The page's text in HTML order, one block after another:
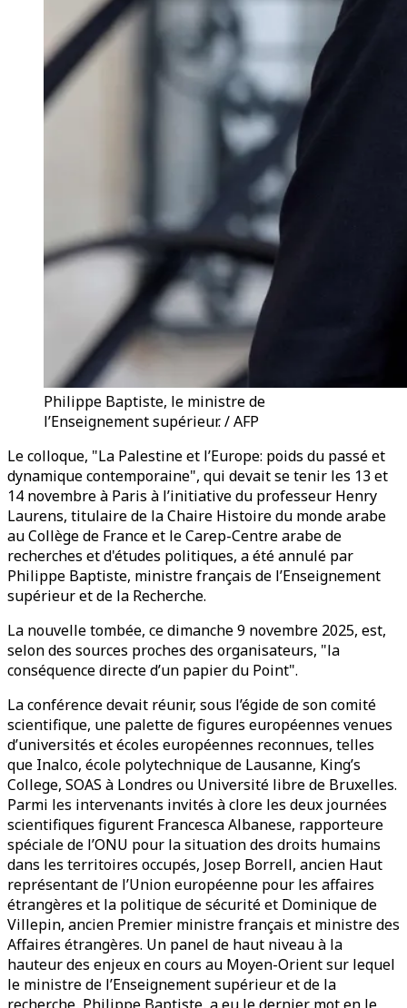
Philippe Baptiste, le ministre de
l’Enseignement supérieur. / AFP
Le colloque, "La Palestine et l’Europe: poids du passé et
dynamique contemporaine", qui devait se tenir les 13 et
14 novembre à Paris à l’initiative du professeur Henry
Laurens, titulaire de la Chaire Histoire du monde arabe
au Collège de France et le Carep-Centre arabe de
recherches et d'études politiques, a été annulé par
Philippe Baptiste, ministre français de l’Enseignement
supérieur et de la Recherche.
La nouvelle tombée, ce dimanche 9 novembre 2025, est,
selon des sources proches des organisateurs, "la
conséquence directe d’un papier du Point".
La conférence devait réunir, sous l’égide de son comité
scientifique, une palette de figures européennes venues
d’universités et écoles européennes reconnues, telles
que Inalco, école polytechnique de Lausanne, King’s
College, SOAS à Londres ou Université libre de Bruxelles.
Parmi les intervenants invités à clore les deux journées
scientifiques figurent Francesca Albanese, rapporteure
spéciale de l’ONU pour la situation des droits humains
dans les territoires occupés, Josep Borrell, ancien Haut
représentant de l’Union européenne pour les affaires
étrangères et la politique de sécurité et Dominique de
Villepin, ancien Premier ministre français et ministre des
Affaires étrangères. Un panel de haut niveau à la
hauteur des enjeux en cours au Moyen-Orient sur lequel
le ministre de l’Enseignement supérieur et de la